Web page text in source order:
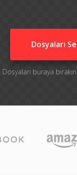
Dosyaları
Dosyaları buraya